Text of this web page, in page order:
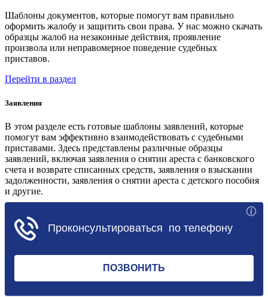
Шаблоны документов, которые помогут вам правильно
оформить жалобу и защитить свои права. У нас можно скачать
образцы жалоб на незаконные действия, проявление
произвола или неправомерное поведение судебных
приставов.
Перейти в раздел
Заявления
В этом разделе есть готовые шаблоны заявлений, которые
помогут вам эффективно взаимодействовать с судебными
приставами. Здесь представлены различные образцы
заявлений, включая заявления о снятии ареста с банковского
счета и возврате списанных средств, заявления о взыскании
задолженности, заявления о снятии ареста с детского пособия
и другие.